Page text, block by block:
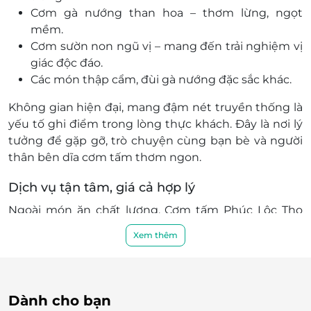
Huyện Long Thành, Đồng Nai
205 Phan Trung, Khu phố 2, Thành phố Biên Hòa,
Đồng Nai
95/1A Quốc Lộ 1A, P. Tân Biên, Biên Hòa, Đồng Nai
136 Hà Huy Giáp, Tổ 7, Khu phố 1, P. Quyết Thắng,
2251 Nguyễn Ái Quốc, P. Quang Vinh, Thành phố
Biên Hòa, Đồng Nai
170 Đồng Khởi, P. Tân Hiệp, Thành phố Biên Hòa,
Đồng Nai
142/3A - 142/3B, Phạm Văn Thuận, Tổ 3, KP5, P. Tam
Hiệp, Thành phố Biên Hòa, Đồng Nai
615 Nguyễn Thị Minh Khai, Khu phố Tân Phú 1, P. Tân
Cơm gà nướng than hoa – thơm lừng, ngọt
mềm.
Cơm sườn non ngũ vị – mang đến trải nghiệm vị
giác độc đáo.
Các món thập cẩm, đùi gà nướng đặc sắc khác.
Không gian hiện đại, mang đậm nét truyền thống là
yếu tố ghi điểm trong lòng thực khách. Đây là nơi lý
tưởng để gặp gỡ, trò chuyện cùng bạn bè và người
thân bên dĩa cơm tấm thơm ngon.
Dịch vụ tận tâm, giá cả hợp lý
Ngoài món ăn chất lượng, Cơm tấm Phúc Lộc Thọ
còn ghi dấu bởi đội ngũ nhân viên phục vụ tận tâm,
chu đáo. Giá cả hợp lý càng khiến quán trở thành lựa
Xem thêm
Dành cho bạn